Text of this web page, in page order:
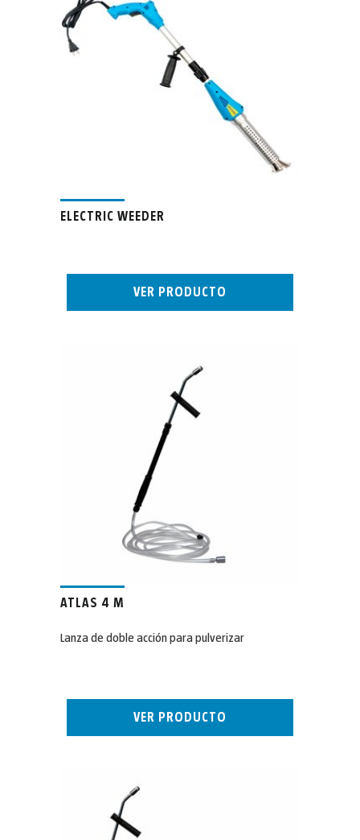
ELECTRIC WEEDER
VER PRODUCTO
ATLAS 4 M
Lanza de doble acción para pulverizar
VER PRODUCTO